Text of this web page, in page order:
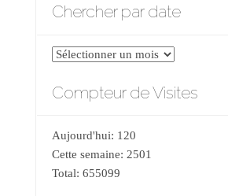
catégories
Chercher par date
Chercher
date
Compteur de Visites
Aujourd'hui: 120
Cette semaine: 2501
Total: 655099